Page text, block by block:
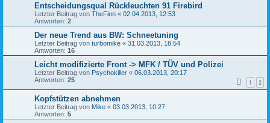
Entscheidungsqual Rückleuchten 91 Firebird
Letzter Beitrag von TheFinn « 02.04.2013, 12:53
Antworten: 2
Der neue Trend aus BW: Schneetuning
Letzter Beitrag von turbomike « 31.03.2013, 18:54
Antworten: 16
Leicht modifizierte Front -> MFK / TÜV und Polizei
Letzter Beitrag von Psychokiller « 06.03.2013, 20:17
Antworten: 25 1 2
Kopfstützen abnehmen
Letzter Beitrag von Mike « 03.03.2013, 10:27
Antworten: 5